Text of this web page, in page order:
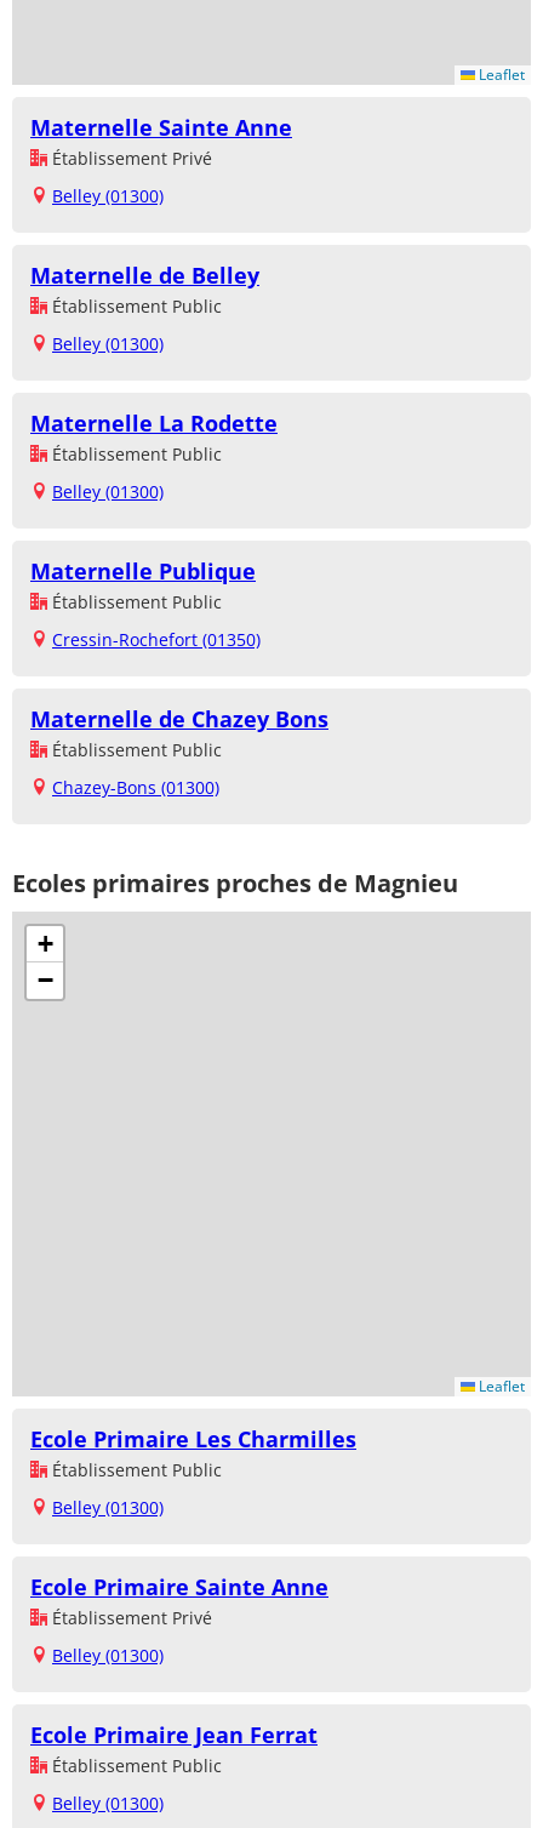
Leaflet
Maternelle Sainte Anne
Établissement Privé
Belley (01300)
Maternelle de Belley
Établissement Public
Belley (01300)
Maternelle La Rodette
Établissement Public
Belley (01300)
Maternelle Publique
Établissement Public
Cressin-Rochefort (01350)
Maternelle de Chazey Bons
Établissement Public
Chazey-Bons (01300)
Ecoles primaires proches de Magnieu
+
−
Leaflet
Ecole Primaire Les Charmilles
Établissement Public
Belley (01300)
Ecole Primaire Sainte Anne
Établissement Privé
Belley (01300)
Ecole Primaire Jean Ferrat
Établissement Public
Belley (01300)